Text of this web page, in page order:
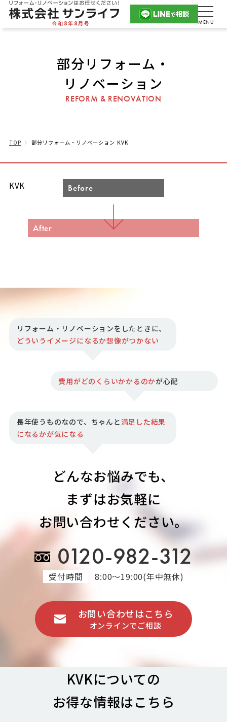
令和8年8月号
部分リフォーム・
リノベーション
REFORM & RENOVATION
TOP 部分リフォーム・リノベーション KVK
KVK Before
After
リフォーム・リノベーションをしたときに、
どういうイメージになるか想像がつかない
費用がどのくらいかかるのかが心配
長年使うものなので、ちゃんと満足した結果
になるかが気になる
どんなお悩みでも、
まずはお気軽に
お問い合わせください。
0120-982-312
受付時間 8:00～19:00(年中無休)
お問い合わせはこちら
オンラインでご相談
KVKについての
お得な情報はこちら